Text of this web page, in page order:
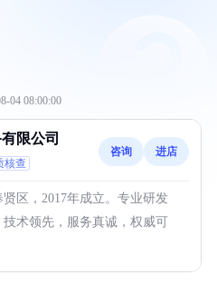
04 08:00:00
限公司
核查
咨询 进店
区，2017年成立。专业研发
术领先，服务真诚，权威可